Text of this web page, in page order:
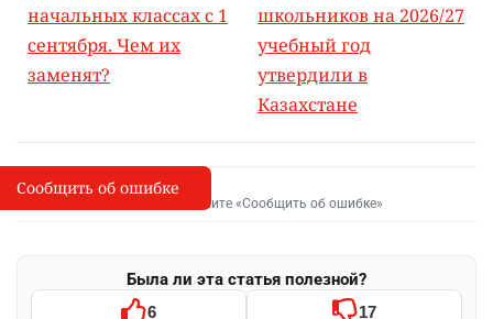
начальных классах с 1
сентября. Чем их
заменят?
школьников на 2026/27
учебный год
утвердили в
Казахстане
I
Сообщить об опечатке
Выделите фрагмент и нажмите «Сообщить об ошибке»
Была ли эта статья полезной?
6 17
Сообщить об ошибке